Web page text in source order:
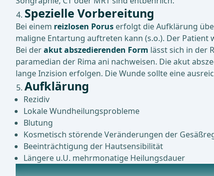
Spezielle Vorbereitung
Bei einem reizlosen Porus erfolgt die Aufklärung
maligne Entartung auftreten kann (s.o.). Der
Bei derakut abszedierenden Form lässt sich in der
paramedian der Rima ani nachweisen. Die akut
lange Inzision erfolgen. Die Wunde sollte eine
Aufklärung
Rezidiv
Lokale Wundheilungsprobleme
Blutung
Kosmetisch störende Veränderungen der
Beeinträchtigung der Hautsensibilität
Längere u.U. mehrmonatige Heilungsdauer
Anästhesie